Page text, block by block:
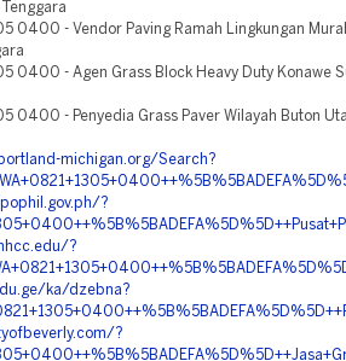
0400 - Vendor Paving Ramah Lingkungan
0400 - Agen Grass Block Heavy Duty Konawe
0400 - Penyedia Grass Paver Wilayah Buton
michigan.org/Search?
?
?
ka/dzebna?
?